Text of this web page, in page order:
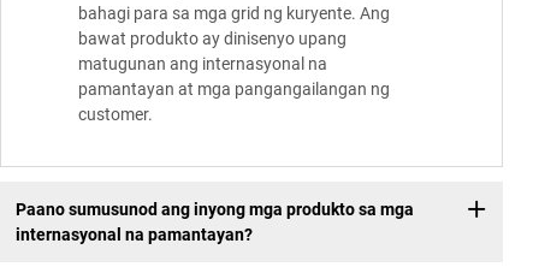
bahagi para sa mga grid ng kuryente. Ang
bawat produkto ay dinisenyo upang
matugunan ang internasyonal na
pamantayan at mga pangangailangan ng
customer.
Paano sumusunod ang inyong mga produkto sa mga
internasyonal na pamantayan?